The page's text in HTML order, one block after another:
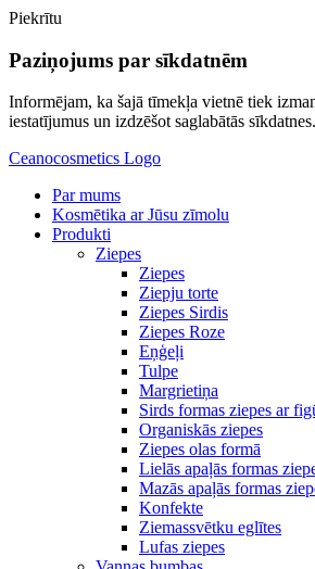
Piekrītu
Paziņojums par sīkdatnēm
Informējam, ka šajā tīmekļa vietnē tiek
iestatījumus un izdzēšot saglabātās sīkdatnes.
Ceanocosmetics Logo
Par mums
Kosmētika ar Jūsu zīmolu
Produkti
Ziepes
Ziepes
Ziepju torte
Ziepes Sirdis
Ziepes Roze
Eņģeļi
Tulpe
Margrietiņa
Sirds formas ziepes ar
Organiskās ziepes
Ziepes olas formā
Lielās apaļās formas
Mazās apaļās formas
Konfekte
Ziemassvētku eglītes
Lufas ziepes